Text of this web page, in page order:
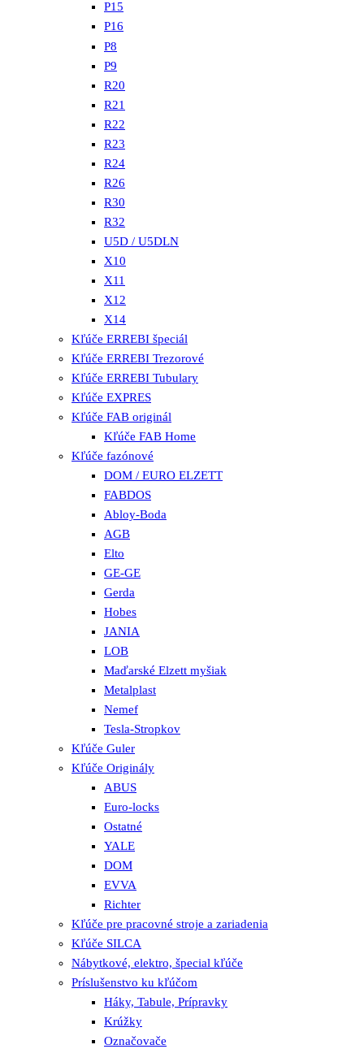
P15
P16
P8
P9
R20
R21
R22
R23
R24
R26
R30
R32
U5D / U5DLN
X10
X11
X12
X14
Kľúče ERREBI špeciál
Kľúče ERREBI Trezorové
Kľúče ERREBI Tubulary
Kľúče EXPRES
Kľúče FAB originál
Kľúče FAB Home
Kľúče fazónové
DOM / EURO ELZETT
FABDOS
Abloy-Boda
AGB
Elto
GE-GE
Gerda
Hobes
JANIA
LOB
Maďarské Elzett myšiak
Metalplast
Nemef
Tesla-Stropkov
Kľúče Guler
Kľúče Originály
ABUS
Euro-locks
Ostatné
YALE
DOM
EVVA
Richter
Kľúče pre pracovné stroje a zariadenia
Kľúče SILCA
Nábytkové, elektro, špecial kľúče
Príslušenstvo ku kľúčom
Háky, Tabule, Prípravky
Krúžky
Označovače